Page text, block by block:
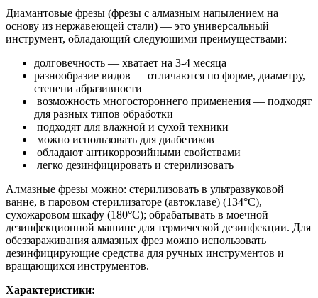
Диамантовые фрезы (фрезы с алмазным напылением на
основу из нержавеющей стали) — это универсальный
инструмент, обладающий следующими преимуществами:
долговечность — хватает на 3-4 месяца
разнообразие видов — отличаются по форме, диаметру,
степени абразивности
возможность многостороннего применения — подходят
для разных типов обработки
подходят для влажной и сухой техники
можно использовать для диабетиков
обладают антикоррозийными свойствами
легко дезинфицировать и стерилизовать
Алмазные фрезы можно: стерилизовать в ультразвуковой
ванне, в паровом стерилизаторе (автоклаве) (134°С),
сухожаровом шкафу (180°С); обрабатывать в моечной
дезинфекционной машине для термической дезинфекции. Для
обеззараживания алмазных фрез можно использовать
дезинфицирующие средства для ручных инструментов и
вращающихся инструментов.
Характеристики: